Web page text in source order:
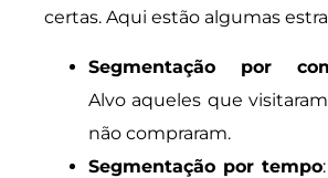
certas. Aqui estão algumas
Segmentação por
Alvo aqueles que
não compraram.
Segmentação por tempo